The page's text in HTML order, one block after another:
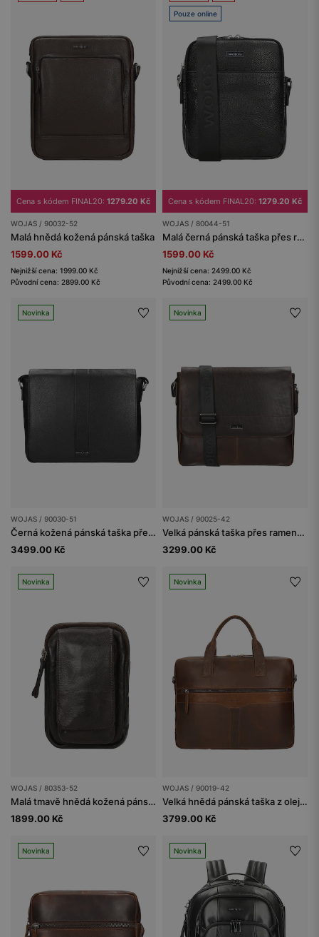
Cena s kódem FINAL20: 1279.20 Kč
WOJAS / 90032-52
Malá hnědá kožená pánská taška
1599.00 Kč
Nejnižší cena: 1999.00 Kč
Původní cena: 2899.00 Kč
Pouze online
Cena s kódem FINAL20: 1279.20 Kč
WOJAS / 80044-51
Malá černá pánská taška přes rameno
1599.00 Kč
Nejnižší cena: 2499.00 Kč
Původní cena: 2499.00 Kč
Novinka
WOJAS / 90030-51
Černá kožená pánská taška přes rameno
3499.00 Kč
Novinka
WOJAS / 90025-42
Velká pánská taška přes rameno z voskované kůže pull up
3299.00 Kč
Novinka
WOJAS / 80353-52
Malá tmavě hnědá kožená pánská taška
1899.00 Kč
Novinka
WOJAS / 90019-42
Velká hnědá pánská taška z olejované kůže pull up
3799.00 Kč
Novinka Novinka